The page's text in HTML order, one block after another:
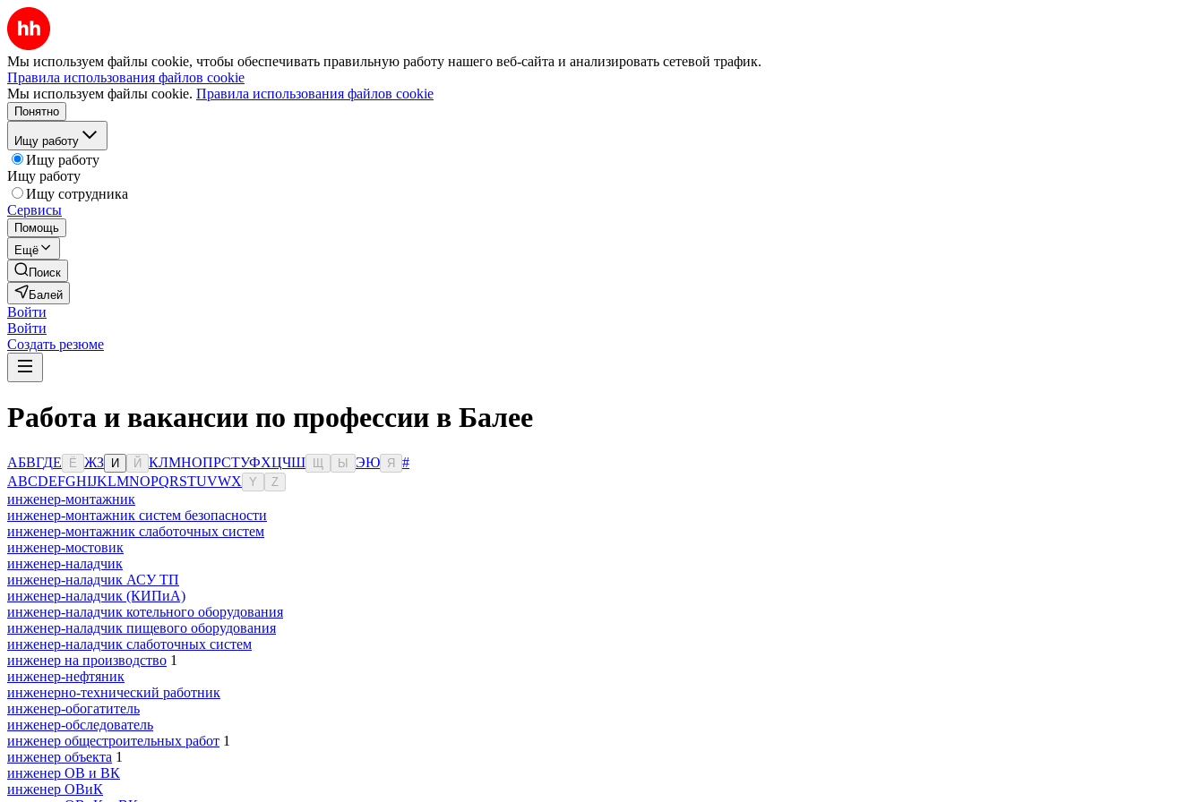
Мы используем файлы cookie, чтобы обеспечивать правильную работу нашего веб-сайта и анализировать сетевой трафик.
Правила использования файлов cookie
Мы используем файлы cookie. Правила использования файлов cookie
Понятно
Ищу работу
Ищу работу
Ищу работу
Ищу сотрудника
Сервисы
Помощь
Ещё
Поиск
Балей
Войти
Войти
Создать резюме
Работа и вакансии по профессии в Балее
АБВГДЕ Ё ЖЗ И Й КЛМНОПРСТУФХЦЧШ Ы ЭЮ Я
#
ABCDEFGHIJKLMNOPQRSTUVWX Y Z
инженер-монтажник
инженер-монтажник систем безопасности
инженер-монтажник слаботочных систем
инженер-мостовик
инженер-наладчик
инженер-наладчик АСУ ТП
инженер-наладчик (КИПиА)
инженер-наладчик котельного оборудования
инженер-наладчик пищевого оборудования
инженер-наладчик слаботочных систем
инженер на производство 1
инженер-нефтяник
инженерно-технический работник
инженер-обогатитель
инженер-обследователь
инженер общестроительных работ 1
инженер объекта 1
инженер ОВ и ВК
инженер ОВиК